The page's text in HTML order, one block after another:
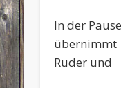
In der
übernimmt
Ruder und